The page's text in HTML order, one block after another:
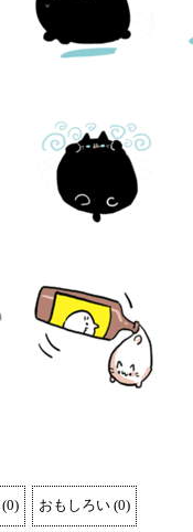
(0) おもしろい (0)